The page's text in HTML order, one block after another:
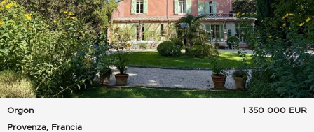
Orgon
Provenza, Francia
1 350 000 EUR